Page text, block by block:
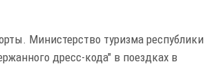
Министерство туризма республики
дресс-кода" в поездках в